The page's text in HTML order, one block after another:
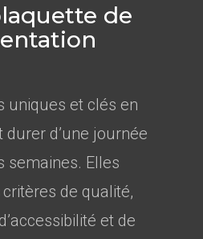
de
uniques et clés en
durer d’une journée
semaines. Elles
de qualité,
et de